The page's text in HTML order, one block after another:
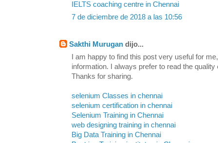
IELTS coaching centre in Chennai
7 de diciembre de 2018 a las 10:56
Sakthi Murugan dijo...
I am happy to find this post very useful for
information. I always prefer to read the
Thanks for sharing.
selenium Classes in chennai
selenium certification in chennai
Selenium Training in Chennai
web designing training in chennai
Big Data Training in Chennai